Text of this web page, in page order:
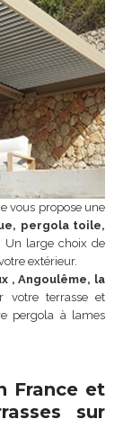
vous propose une
pergola toile,
large choix de
extérieur.
, Angoulême, la
votre terrasse et
pergola à lames
France et
sur